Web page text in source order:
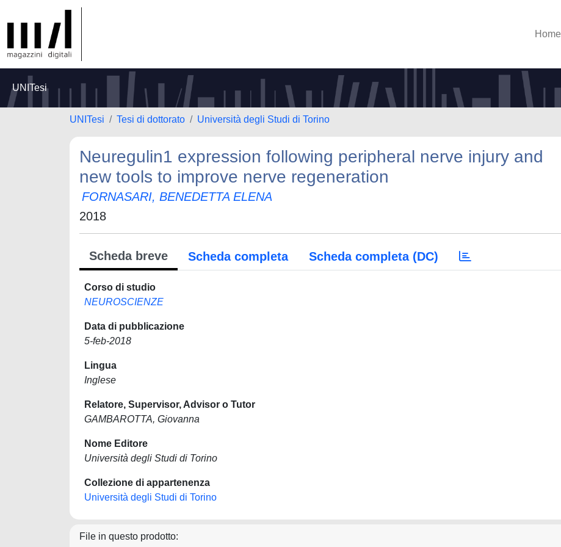
Home
UNITesi
UNITesi Tesi di dottorato Università degli Studi di Torino
Neuregulin1 expression following peripheral nerve injury and
new tools to improve nerve regeneration
FORNASARI, BENEDETTA ELENA
2018
Scheda breve Scheda completa Scheda completa (DC)
Corso di studio
NEUROSCIENZE
Data di pubblicazione
5-feb-2018
Lingua
Inglese
Relatore, Supervisor, Advisor o Tutor
GAMBAROTTA, Giovanna
Nome Editore
Università degli Studi di Torino
Collezione di appartenenza
Università degli Studi di Torino
File in questo prodotto: